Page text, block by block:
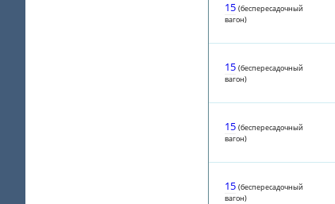
15 (беспересадочный
вагон)
15 (беспересадочный
вагон)
15 (беспересадочный
вагон)
15 (беспересадочный
вагон)